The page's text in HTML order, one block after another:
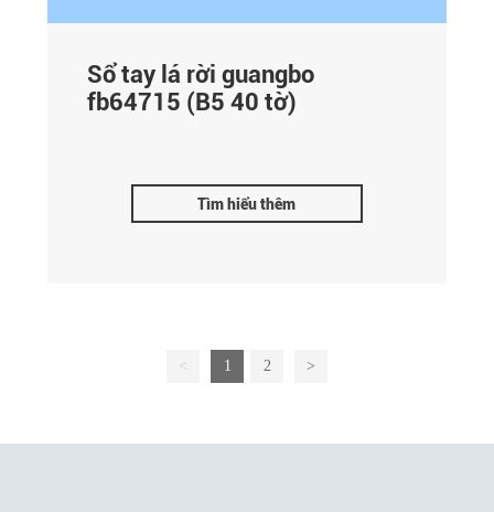
Sổ tay lá rời guangbo
fb64715 (B5 40 tờ)
Tìm hiểu thêm
< 1 2 >